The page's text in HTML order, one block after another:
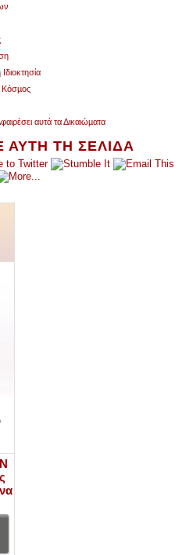
ΑΥΤΗ ΤΗ ΣΕΛΙΔΑ
Κόσµος
αυτά τα Δικαιώµατα